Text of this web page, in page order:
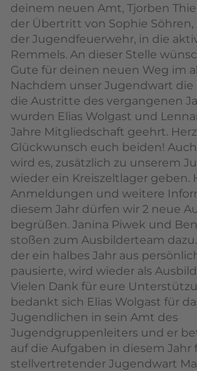
deinem neuen Amt, Tjorben
der Übertritt von Sophie Söhren,
der Jugendfeuerwehr, in die
Remmels. An dieser Stelle
Gute für deinen neuen Weg im
Nachdem unser Jugendwart
die Austritte des vergangenen
wurden Elias Wolgast und
Jahre Mitgliedschaft geehrt.
Glückwunsch euch beiden!
wird es, zusätzlich zu unserem
wieder ein Kreiszeltlager geben.
Anmeldungen und weitere
diesem Jahr dürfen wir 2 neue
begrüßen. Janina Piwek und
stoßen zum Ausbilderteam
der ein halbes Jahr aus
pausierte, wird wieder als
Vielen Dank für eure
bedankt sich Elias Wolgast für
Jugendlichen in sein Amt des
Jugendgruppenleiters und er
auf die Aufgaben in diesem Jahr
stellvertretender Jugendwart